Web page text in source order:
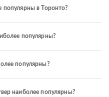
популярны в Торонто?
популярны?
популярны?
наиболее популярны?